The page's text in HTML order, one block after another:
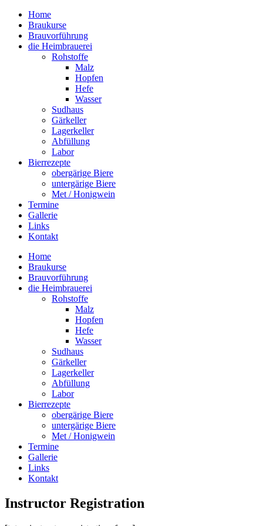
mein Sudhaus
Braukurse – Brauvorführungen – Tastings
Home
Braukurse
Brauvorführung
die Heimbrauerei
Rohstoffe
Malz
Hopfen
Hefe
Wasser
Sudhaus
Gärkeller
Lagerkeller
Abfüllung
Labor
Bierrezepte
obergärige Biere
untergärige Biere
Met / Honigwein
Termine
Gallerie
Links
Kontakt
Home
Braukurse
Brauvorführung
die Heimbrauerei
Rohstoffe
Malz
Hopfen
Hefe
Wasser
Sudhaus
Gärkeller
Lagerkeller
Abfüllung
Labor
Bierrezepte
obergärige Biere
untergärige Biere
Met / Honigwein
Termine
Gallerie
Links
Kontakt
Instructor Registration